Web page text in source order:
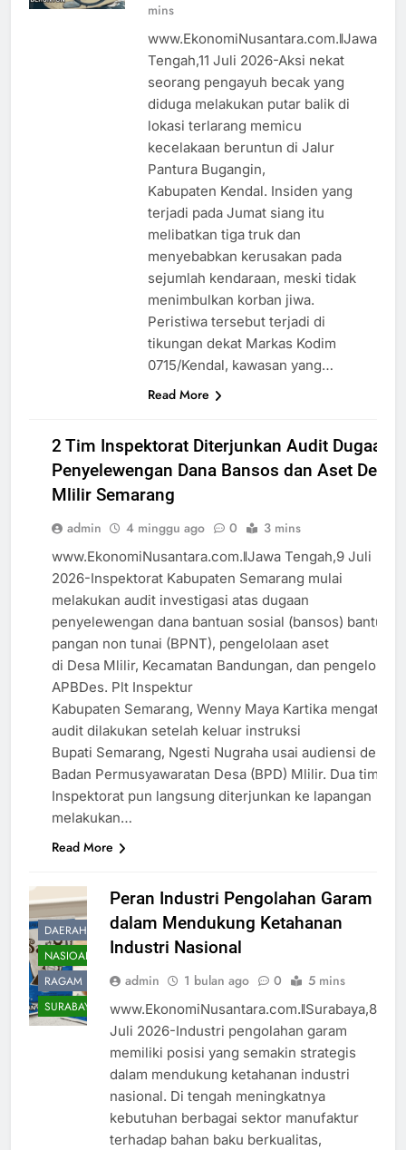
mins
www.EkonomiNusantara.com.ǁJawa
Tengah,11 Juli 2026-Aksi nekat
seorang pengayuh becak yang
diduga melakukan putar balik di
lokasi terlarang memicu
kecelakaan beruntun di Jalur
Pantura Bugangin,
Kabupaten Kendal. Insiden yang
terjadi pada Jumat siang itu
melibatkan tiga truk dan
menyebabkan kerusakan pada
sejumlah kendaraan, meski tidak
menimbulkan korban jiwa.
Peristiwa tersebut terjadi di
tikungan dekat Markas Kodim
0715/Kendal, kawasan yang…
Read More
DAERAH
JAWA
TENGAH
NASIOAL
RAGAM
SEMARANG
2 Tim Inspektorat Diterjunkan Audit Dugaan
Penyelewengan Dana Bansos dan Aset Desa
Mlilir Semarang
admin 4 minggu ago 0 3 mins
www.EkonomiNusantara.com.ǁJawa Tengah,9 Juli
2026-Inspektorat Kabupaten Semarang mulai
melakukan audit investigasi atas dugaan
penyelewengan dana bantuan sosial (bansos) bantuan
pangan non tunai (BPNT), pengelolaan aset
di Desa Mlilir, Kecamatan Bandungan, dan pengelolaan
APBDes. Plt Inspektur
Kabupaten Semarang, Wenny Maya Kartika
audit dilakukan setelah keluar instruksi
Bupati Semarang, Ngesti Nugraha usai audiensi
Badan Permusyawaratan Desa (BPD) Mlilir. Dua tim
Inspektorat pun langsung diterjunkan ke lapangan
melakukan…
Read More
DAERAH
NASIOAL
RAGAM
SURABAYA
Peran Industri Pengolahan Garam
dalam Mendukung Ketahanan
Industri Nasional
admin 1 bulan ago 0 5 mins
www.EkonomiNusantara.com.ǁSurabaya,8
Juli 2026-Industri pengolahan garam
memiliki posisi yang semakin strategis
dalam mendukung ketahanan industri
nasional. Di tengah meningkatnya
kebutuhan berbagai sektor manufaktur
terhadap bahan baku berkualitas,